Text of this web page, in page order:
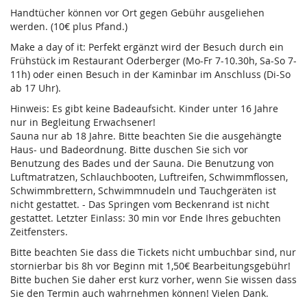
Handtücher können vor Ort gegen Gebühr ausgeliehen
werden. (10€ plus Pfand.)
Make a day of it: Perfekt ergänzt wird der Besuch durch ein
Frühstück im Restaurant Oderberger (Mo-Fr 7-10.30h, Sa-So 7-
11h) oder einen Besuch in der Kaminbar im Anschluss (Di-So
ab 17 Uhr).
Hinweis: Es gibt keine Badeaufsicht. Kinder unter 16 Jahre
nur in Begleitung Erwachsener!
Sauna nur ab 18 Jahre. Bitte beachten Sie die ausgehängte
Haus- und Badeordnung. Bitte duschen Sie sich vor
Benutzung des Bades und der Sauna. Die Benutzung von
Luftmatratzen, Schlauchbooten, Luftreifen, Schwimmflossen,
Schwimmbrettern, Schwimmnudeln und Tauchgeräten ist
nicht gestattet. - Das Springen vom Beckenrand ist nicht
gestattet. Letzter Einlass: 30 min vor Ende Ihres gebuchten
Zeitfensters.
Bitte beachten Sie dass die Tickets nicht umbuchbar sind, nur
stornierbar bis 8h vor Beginn mit 1,50€ Bearbeitungsgebühr!
Bitte buchen Sie daher erst kurz vorher, wenn Sie wissen dass
Sie den Termin auch wahrnehmen können! Vielen Dank.